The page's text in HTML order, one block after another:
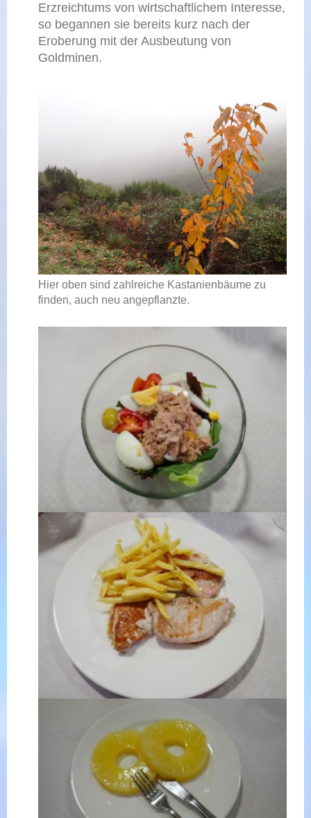
Erzreichtums von wirtschaftlichem Interesse,
so begannen sie bereits kurz nach der
Eroberung mit der Ausbeutung von
Goldminen.
Hier oben sind zahlreiche Kastanienbäume zu
finden, auch neu angepflanzte.